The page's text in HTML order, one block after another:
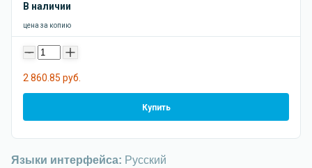
В наличии
цена за копию
- +
2 860.85 руб.
Купить
Языки интерфейса: Русский